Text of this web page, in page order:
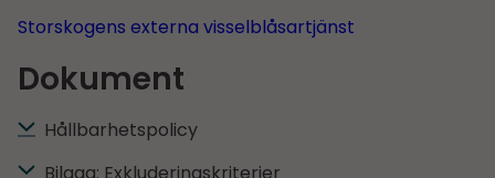
Storskogens externa visselblåsartjänst
Dokument
Hållbarhets­policy
Bilaga: Exkluderingskriterier